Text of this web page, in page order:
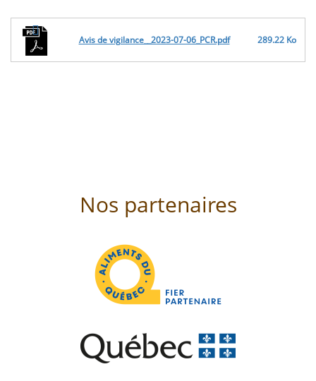
Avis de vigilance__2023-07-06_PCR.pdf 289.22 Ko
Nos partenaires